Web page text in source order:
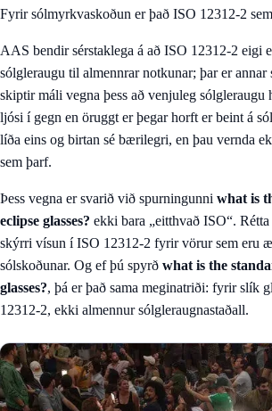
Fyrir sólmyrkvaskoðun er það ISO 12312-2
AAS bendir sérstaklega á að ISO 12312-2 eigi
sólgleraugu til almennrar notkunar; þar er
skiptir máli vegna þess að venjuleg sólgleraugu
ljósi í gegn en öruggt er þegar horft er beint á
líða eins og birtan sé bærilegri, en þau vernda
sem þarf.
Þess vegna er svarið við spurningunni what is
eclipse glasses? ekki bara „eitthvað ISO“.
skýrri vísun í ISO 12312-2 fyrir vörur sem eru
sólskoðunar. Og ef þú spyrð what is the
glasses?, þá er það sama meginatriði: fyrir slík
12312-2, ekki almennur sólgleraugnastaðall.